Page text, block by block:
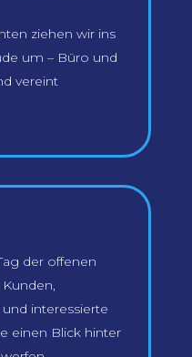
ziehen wir ins
um – Büro und
vereint
der offenen
interessierte
einen Blick hinter